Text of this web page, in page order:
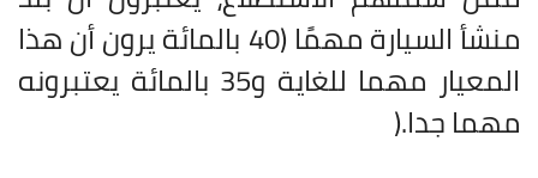
منشأ السيارة مهمًا (40 بالمائة يرون أن هذا
المعيار مهما للغاية و35 بالمائة يعتبرونه
مهما جدا).